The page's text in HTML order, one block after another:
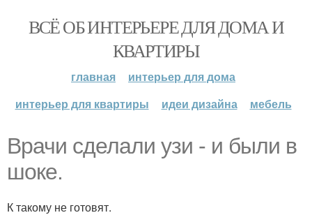
ВСЁ ОБ ИНТЕРЬЕРЕ ДЛЯ ДОМА И
КВАРТИРЫ
главная
интерьер для дома
интерьер для квартиры
идеи дизайна мебель
Врачи сделали узи - и были в
шоке.
К такому не готовят.